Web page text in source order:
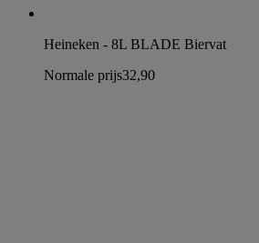
Heineken - 8L BLADE Biervat
Normale prijs32,90